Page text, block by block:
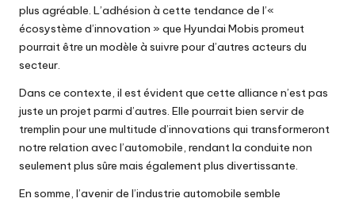
plus agréable. L’adhésion à cette tendance de l’«
écosystème d’innovation » que Hyundai Mobis promeut
pourrait être un modèle à suivre pour d’autres acteurs du
secteur.
Dans ce contexte, il est évident que cette alliance n’est pas
juste un projet parmi d’autres. Elle pourrait bien servir de
tremplin pour une multitude d’innovations qui transformeront
notre relation avec l’automobile, rendant la conduite non
seulement plus sûre mais également plus divertissante.
En somme, l’avenir de l’industrie automobile semble